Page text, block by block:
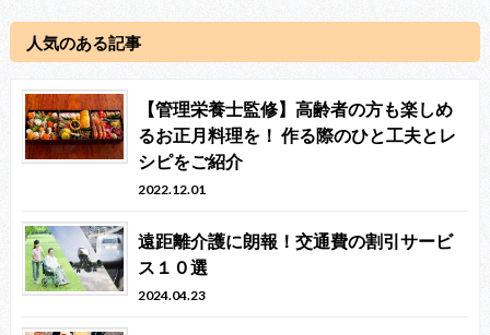
人気のある記事
【管理栄養士監修】高齢者の方も楽しめ
るお正月料理を！ 作る際のひと工夫とレ
シピをご紹介
2022.12.01
遠距離介護に朗報！交通費の割引サービ
ス１０選
2024.04.23